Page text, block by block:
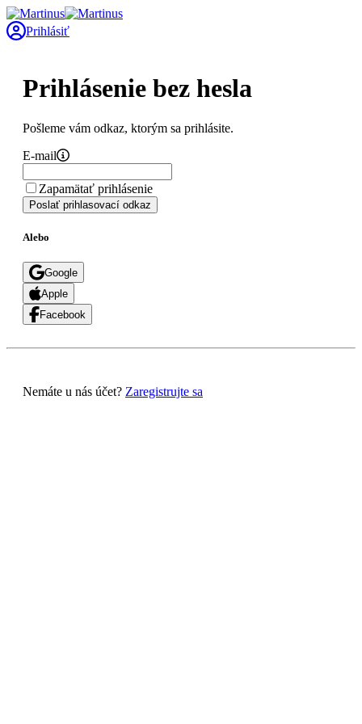
Prihlásiť
Prihlásenie bez hesla
Pošleme vám odkaz, ktorým sa prihlásite.
E-mail
Zapamätať prihlásenie
Poslať prihlasovací odkaz
Alebo
Google
Apple
Facebook
Nemáte u nás účet? Zaregistrujte sa